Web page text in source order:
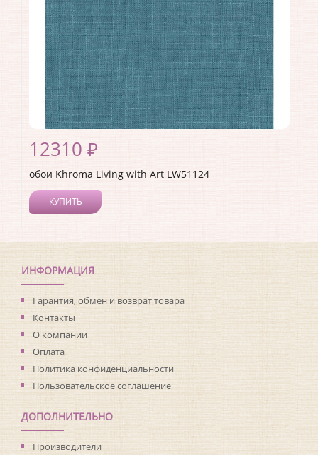
12310 ₽
обои Khroma Living with Art LW51124
КУПИТЬ
Длина рулона:
8.23
Ширина рулона: 0.68
Материал покрытия:Виниловое
Страна:США
Материал основы:
Флизелин
Раппорт:<>
ИНФОРМАЦИЯ
Гарантия, обмен и возврат товара
Контакты
О компании
Оплата
Политика конфиденциальности
Пользовательское соглашение
ДОПОЛНИТЕЛЬНО
Производители